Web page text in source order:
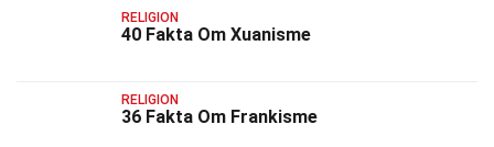
RELIGION
40 Fakta Om Xuanisme
RELIGION
36 Fakta Om Frankisme